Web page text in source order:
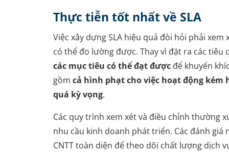
Thực tiễn tốt nhất về SLA
Việc xây dựng SLA hiệu quả đòi hỏi phải
có thể đo lường được. Thay vì đặt ra các tiêu
các mục tiêu có thể đạt được để khuyến
gồm cả hình phạt cho việc hoạt động
quá kỳ vọng.
Các quy trình xem xét và điều chỉnh thường
nhu cầu kinh doanh phát triển. Các đánh
CNTT toàn diện để theo dõi chất lượng dịch